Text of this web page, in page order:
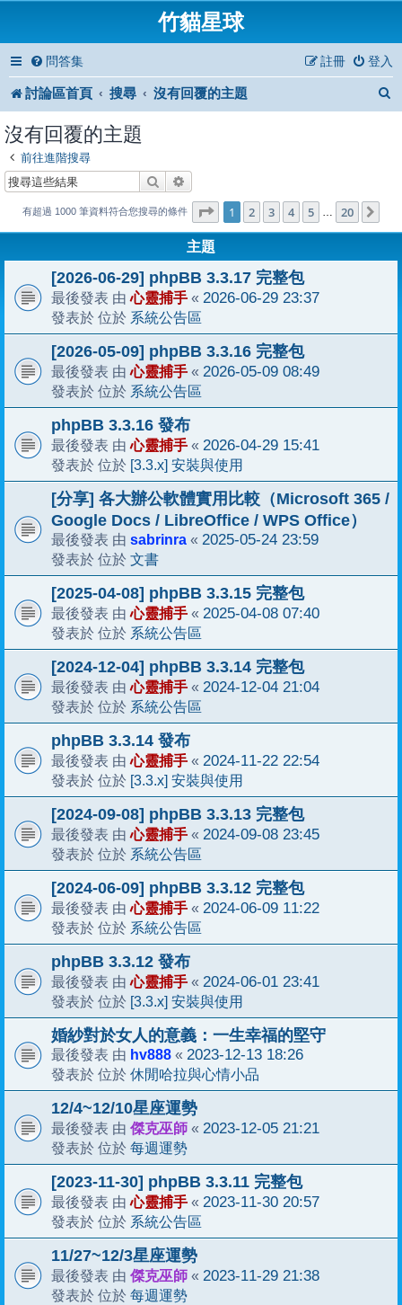
竹貓星球
問答集 登入
註冊
討論區首頁 搜尋 沒有回覆的主題
沒有回覆的主題
前往進階搜尋
搜尋
有超過 1000 筆資料符合您搜尋的條件 第1 頁 (共 20頁)
1 2 3 4 5 … 20
主題
[2026-06-29] phpBB 3.3.17 完整包
最後發表 由心靈捕手 « 2026-06-29 23:37
發表於 位於 系統公告區
[2026-05-09] phpBB 3.3.16 完整包
最後發表 由心靈捕手 « 2026-05-09 08:49
發表於 位於 系統公告區
phpBB 3.3.16 發布
最後發表 由心靈捕手 « 2026-04-29 15:41
發表於 位於 [3.3.x] 安裝與使用
[分享] 各大辦公軟體實用比較（Microsoft 365 /
Google Docs / LibreOffice / WPS Office）
最後發表 由 sabrinra « 2025-05-24 23:59
發表於 位於 文書
[2025-04-08] phpBB 3.3.15 完整包
最後發表 由心靈捕手 « 2025-04-08 07:40
發表於 位於 系統公告區
[2024-12-04] phpBB 3.3.14 完整包
最後發表 由心靈捕手 « 2024-12-04 21:04
發表於 位於 系統公告區
phpBB 3.3.14 發布
最後發表 由心靈捕手 « 2024-11-22 22:54
發表於 位於 [3.3.x] 安裝與使用
[2024-09-08] phpBB 3.3.13 完整包
最後發表 由心靈捕手 « 2024-09-08 23:45
發表於 位於 系統公告區
[2024-06-09] phpBB 3.3.12 完整包
最後發表 由心靈捕手 « 2024-06-09 11:22
發表於 位於 系統公告區
phpBB 3.3.12 發布
最後發表 由心靈捕手 « 2024-06-01 23:41
發表於 位於 [3.3.x] 安裝與使用
婚紗對於女人的意義：一生幸福的堅守
最後發表 由 hv888 « 2023-12-13 18:26
發表於 位於 休閒哈拉與心情小品
12/4~12/10星座運勢
最後發表 由 傑克巫師 « 2023-12-05 21:21
發表於 位於 每週運勢
[2023-11-30] phpBB 3.3.11 完整包
最後發表 由心靈捕手 « 2023-11-30 20:57
發表於 位於 系統公告區
11/27~12/3星座運勢
最後發表 由 傑克巫師 « 2023-11-29 21:38
發表於 位於 每週運勢